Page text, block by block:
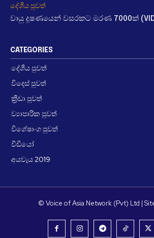
දේශීය පුවත්
වායු දූෂණයෙන් වසරකට මරණ 7000ක්
CATEGORIES
දේශීය පුවත්
විදෙස් පුවත්
ක්‍රීඩා පුවත්
ව්‍යාපාරික පුවත්
විශේෂාංග පුවත්
වීඩීයෝ
අයවැය 2019
© Voice of Asia Network (Pvt) Ltd |